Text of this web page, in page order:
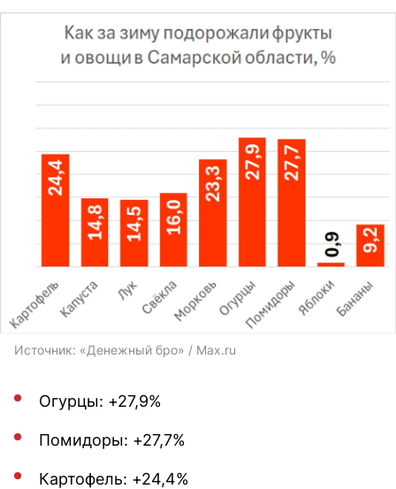
Источник: «Денежный бро» / Max.ru
Огурцы: +27,9%
Помидоры: +27,7%
Картофель: +24,4%